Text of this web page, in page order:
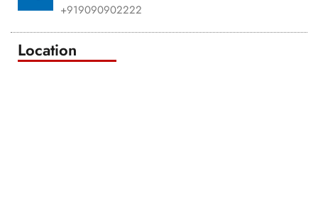
+919090902222
Location